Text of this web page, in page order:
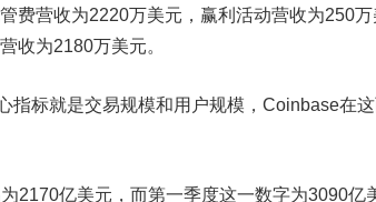
费营收为2220万美元，赢利活动营收为250万
收为2180万美元。
指标就是交易规模和用户规模 ， Coinbase在
2170亿美元 ， 而第一季度这一数字为3090亿